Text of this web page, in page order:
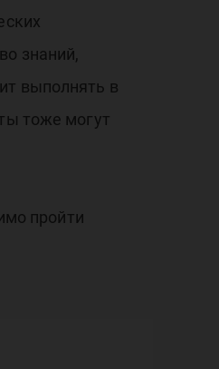
знаний,
выполнять в
тоже могут
пройти